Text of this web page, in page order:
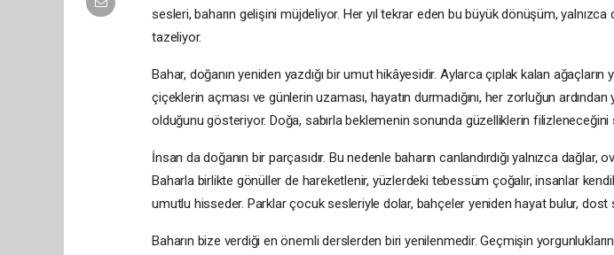
sesleri, baharın gelişini müjdeliyor. Her yıl tekrar eden bu büyük dönüşüm, yalnızca
tazeliyor.
Bahar, doğanın yeniden yazdığı bir umut hikâyesidir. Aylarca çıplak kalan
çiçeklerin açması ve günlerin uzaması, hayatın durmadığını, her zorluğun
olduğunu gösteriyor. Doğa, sabırla beklemenin sonunda güzelliklerin filizleneceğini
İnsan da doğanın bir parçasıdır. Bu nedenle baharın canlandırdığı yalnızca dağlar,
Baharla birlikte gönüller de hareketlenir, yüzlerdeki tebessüm çoğalır, insanlar
umutlu hisseder. Parklar çocuk sesleriyle dolar, bahçeler yeniden hayat bulur, dost
Baharın bize verdiği en önemli derslerden biri yenilenmedir. Geçmişin